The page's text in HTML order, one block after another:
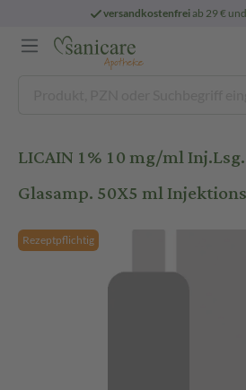
versandkostenfreiab 29 €
LICAIN 1% 10 mg/ml
Glasamp. 50X5 ml
Rezeptpflichtig